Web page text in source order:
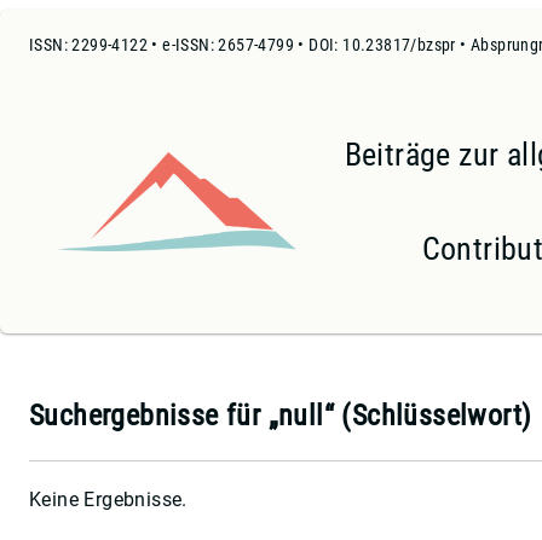
ISSN: 2299-4122 • e-ISSN: 2657-4799 • DOI: 10.23817/bzspr •
Beiträge zur
Suchergebnisse für „null“ (Schlüsselwort)
Keine Ergebnisse.